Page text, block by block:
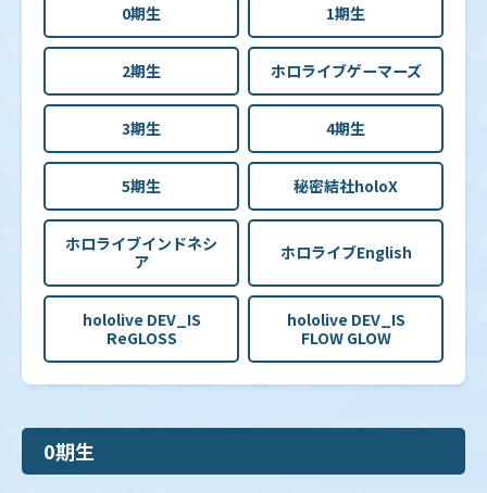
0期生 1期生
2期生 ホロライブゲーマーズ
3期生 4期生
5期生 秘密結社holoX
ホロライブインドネシ
ア
ホロライブEnglish
hololive DEV_IS
ReGLOSS
hololive DEV_IS
FLOW GLOW
0期生